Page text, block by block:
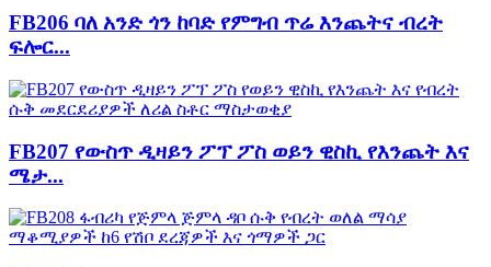
FB206 ባለ አንድ ጎን ከባድ የምግብ ጥሬ እንጨትና ብረት
ፍሎር...
FB207 የውስጥ ዲዛይን ፖፕ ፖስ ወይን ዊስኪ የእንጨት እና
ሜታ...